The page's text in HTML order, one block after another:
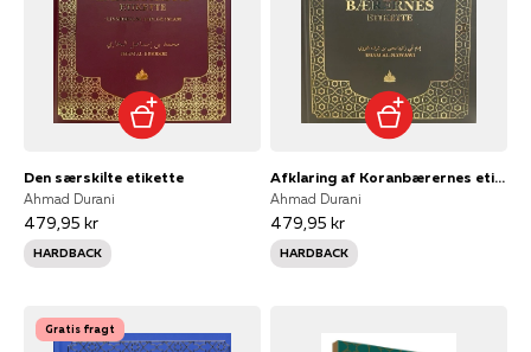
Den særskilte etikette
Ahmad Durani
479,95 kr
HARDBACK
Afklaring af Koranbærernes etikette
Ahmad Durani
479,95 kr
HARDBACK
Gratis fragt